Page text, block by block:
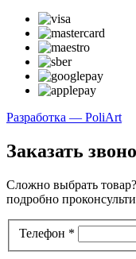
Разработка — PoliArt
Заказать
Сложно выбрать
подробно
Телефон *